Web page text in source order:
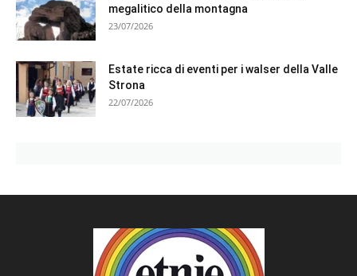
megalitico della montagna
23/07/2026
Estate ricca di eventi per i walser della Valle
Strona
22/07/2026